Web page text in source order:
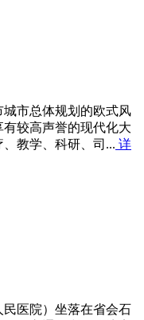
市总体规划的欧式风
较高声誉的现代化大
教学、科研、司... 详
医院）坐落在省会石